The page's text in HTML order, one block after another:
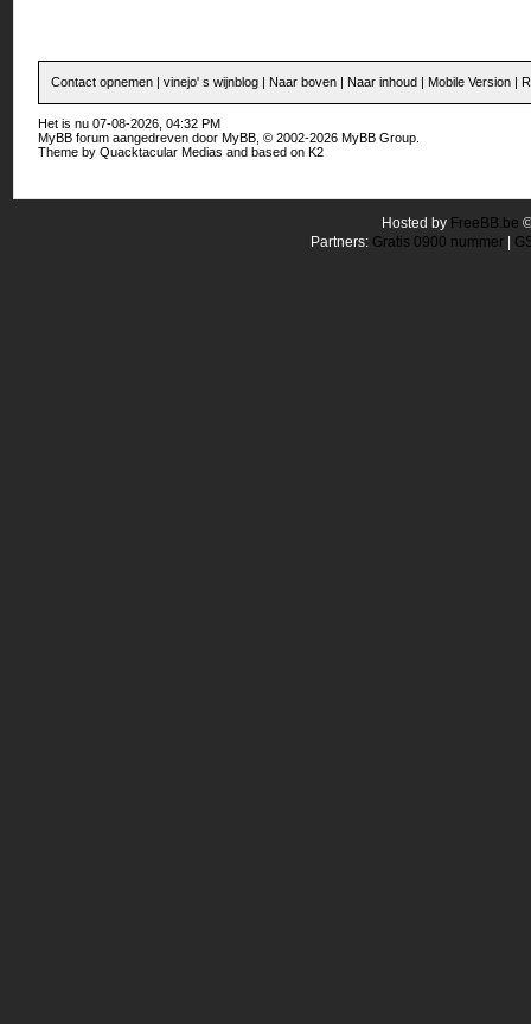
Contact opnemen |vinejo' s wijnblog | Naar boven | Naar inhoud | Mobile Version |
Het is nu 07-08-2026, 04:32 PM
MyBB forum aangedreven doorMyBB , © 2002-2026MyBB Group
Theme byQuacktacular Medias and based onK2
Hosted by FreeBB.be
Partners: Gratis 0900 nummer|